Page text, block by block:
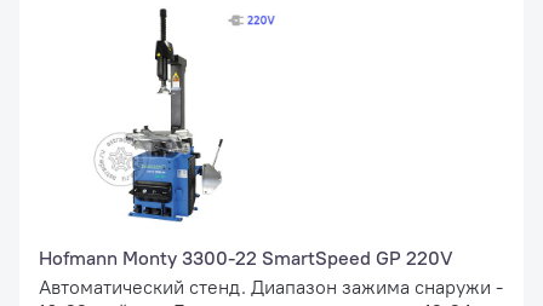
Hofmann Monty 3300-22 SmartSpeed GP 220V
Автоматический стенд. Диапазон зажима снаружи -